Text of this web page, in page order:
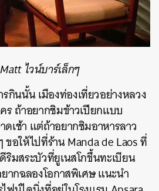
ไวน์บาร์เล็กๆ
รกินนั้น เมืองท่องเที่ยวอย่างหลวง
ร ถ้าอยากชิมข้าวเปียกแบบ
เช้า แต่ถ้าอยากชิมอาหารลาว
อให้ไปที่ร้าน Manda de Laos ที่
มสระบัวที่ยูเนสโกขึ้นทะเบียน
ากฉลองโอกาสพิเศษ แนะนำ